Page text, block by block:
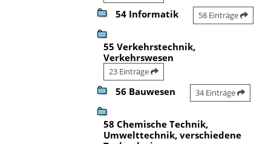
54 Informatik 58 Einträge
55 Verkehrstechnik,
Verkehrswesen
23 Einträge
56 Bauwesen 34 Einträge
58 Chemische Technik,
Umwelttechnik, verschiedene